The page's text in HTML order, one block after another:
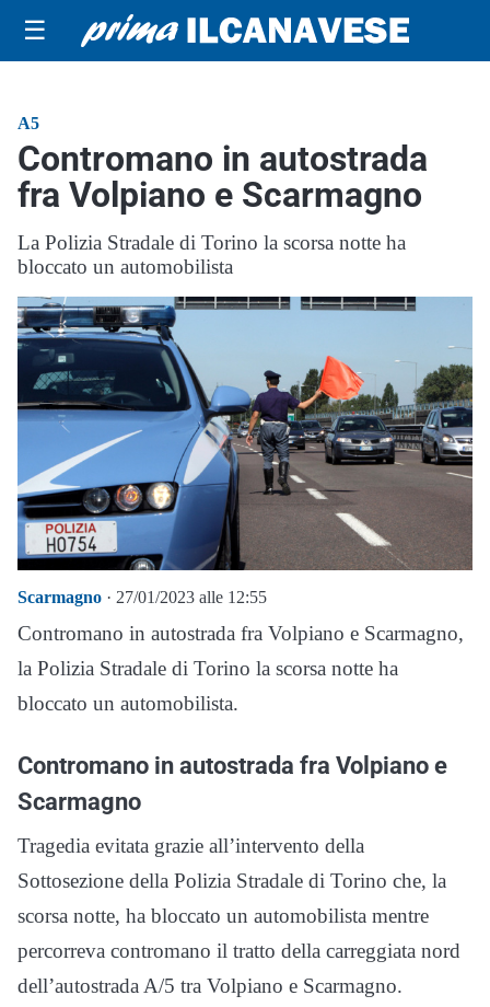
☰
A5
Contromano in autostrada
fra Volpiano e Scarmagno
La Polizia Stradale di Torino la scorsa notte ha
bloccato un automobilista
Scarmagno · 27/01/2023 alle 12:55
Contromano in autostrada fra Volpiano e Scarmagno,
la Polizia Stradale di Torino la scorsa notte ha
bloccato un automobilista.
Contromano in autostrada fra Volpiano e
Scarmagno
Tragedia evitata grazie all’intervento della
Sottosezione della Polizia Stradale di Torino che, la
scorsa notte, ha bloccato un automobilista mentre
percorreva contromano il tratto della carreggiata nord
dell’autostrada A/5 tra Volpiano e Scarmagno.